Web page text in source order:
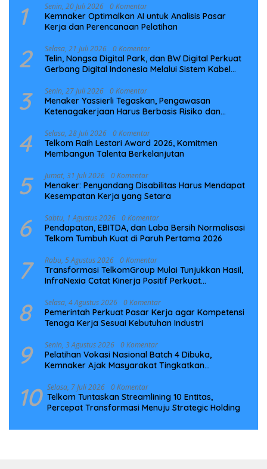
1 Senin, 20 Juli 2026 0 Komentar
Kemnaker Optimalkan AI untuk Analisis Pasar
Kerja dan Perencanaan Pelatihan
2 Selasa, 21 Juli 2026 0 Komentar
Telin, Nongsa Digital Park, dan BW Digital Perkuat
Gerbang Digital Indonesia Melalui Sistem Kabel
3 Senin, 27 Juli 2026 0 Komentar
Menaker Yassierli Tegaskan, Pengawasan
Ketenagakerjaan Harus Berbasis Risiko dan
4 Selasa, 28 Juli 2026 0 Komentar
Telkom Raih Lestari Award 2026, Komitmen
Membangun Talenta Berkelanjutan
5 Jumat, 31 Juli 2026 0 Komentar
Menaker: Penyandang Disabilitas Harus Mendapat
Kesempatan Kerja yang Setara
6 Sabtu, 1 Agustus 2026 0 Komentar
Pendapatan, EBITDA, dan Laba Bersih Normalisasi
Telkom Tumbuh Kuat di Paruh Pertama 2026
7 Rabu, 5 Agustus 2026 0 Komentar
Transformasi TelkomGroup Mulai Tunjukkan Hasil,
InfraNexia Catat Kinerja Positif Perkuat
8 Selasa, 4 Agustus 2026 0 Komentar
Pemerintah Perkuat Pasar Kerja agar Kompetensi
Tenaga Kerja Sesuai Kebutuhan Industri
9 Senin, 3 Agustus 2026 0 Komentar
Pelatihan Vokasi Nasional Batch 4 Dibuka,
Kemnaker Ajak Masyarakat Tingkatkan
10 Selasa, 7 Juli 2026 0 Komentar
Telkom Tuntaskan Streamlining 10 Entitas,
Percepat Transformasi Menuju Strategic Holding